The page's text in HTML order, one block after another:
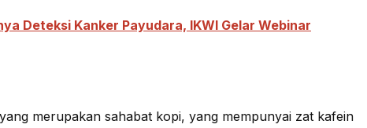
Deteksi Kanker Payudara, IKWI Gelar Webinar
merupakan sahabat kopi, yang mempunyai zat kafein